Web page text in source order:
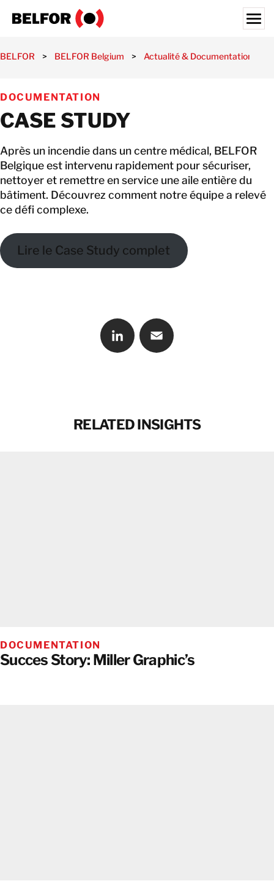
NOS SERVICES
ACTUALITÉ & DOCUMENTATION
OFFRES D’EMPLOI
À PROPOS DE NOUS
NOS FILIALES
FR
CONTACT
BELFOR > BELFOR Belgium > Actualité & Documentation
DOCUMENTATION
CASE STUDY
Après un incendie dans un centre médical, BELFOR
Belgique est intervenu rapidement pour sécuriser,
nettoyer et remettre en service une aile entière du
bâtiment. Découvrez comment notre équipe a relevé
ce défi complexe.
Lire le Case Study complet
RELATED INSIGHTS
DOCUMENTATION
Succes Story: Miller Graphic’s